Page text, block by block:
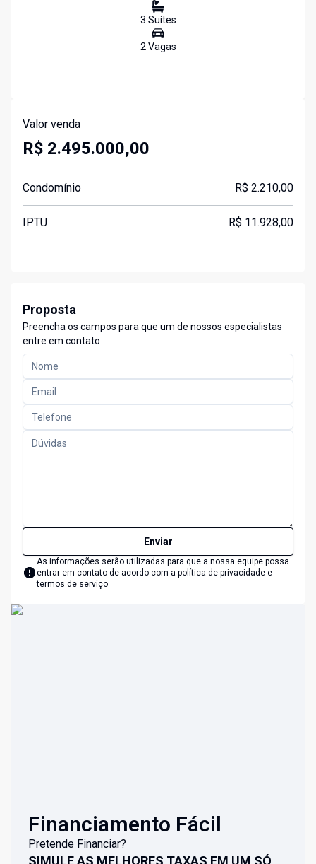
3 Suítes
2Vagas
Valor venda
R$ 2.495.000,00
Condomínio R$ 2.210,00
IPTU R$ 11.928,00
Proposta
Preencha os campos para que um de nossos especialistas
entre em contato
Enviar
As informações serão utilizadas para que a nossa equipe possa
entrar em contato de acordo com a política de privacidade e
termos de serviço
Financiamento Fácil
Pretende Financiar?